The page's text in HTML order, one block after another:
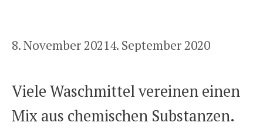
8. November 20214. September 2020
Viele Waschmittel vereinen einen
Mix aus chemischen Substanzen.